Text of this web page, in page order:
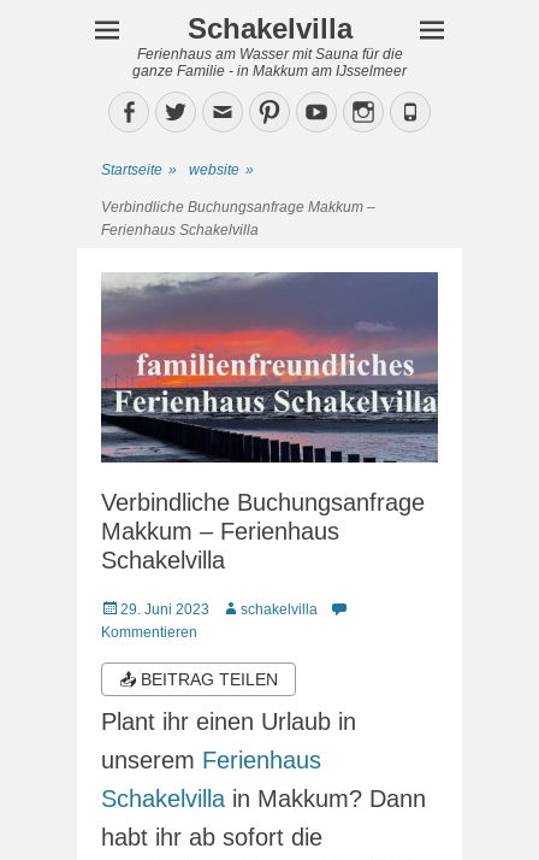
Schakelvilla
Ferienhaus am Wasser mit Sauna für die
ganze Familie - in Makkum am IJsselmeer
Facebook
TwitterEmailPinterestYouTubeInstagram
Phone
Startseite » website »
Verbindliche Buchungsanfrage Makkum –
Ferienhaus Schakelvilla
Verbindliche Buchungsanfrage
Makkum – Ferienhaus
Schakelvilla
Veröffentlicht
am
29. Juni 2023 Autorschakelvilla
Kommentieren
📤 BEITRAG TEILEN
Plant ihr einen Urlaub in
unserem Ferienhaus
Schakelvilla in Makkum? Dann
habt ihr ab sofort die